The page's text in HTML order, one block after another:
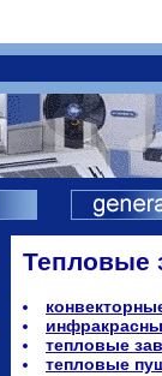
Тепловые
тепловые
тепловые